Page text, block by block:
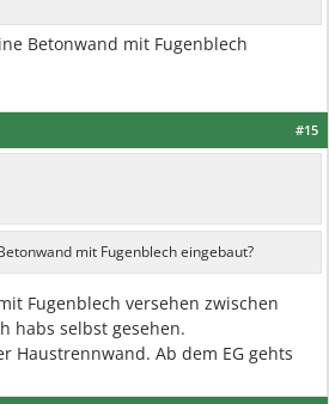
Betonwand mit Fugenblech
#15
mit Fugenblech eingebaut?
Fugenblech versehen zwischen
habs selbst gesehen.
Haustrennwand. Ab dem EG gehts